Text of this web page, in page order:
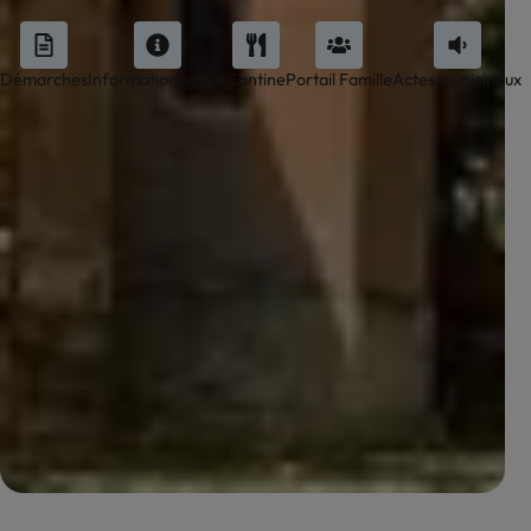
DémarchesInformations utiles CantinePortail FamilleActes municipaux